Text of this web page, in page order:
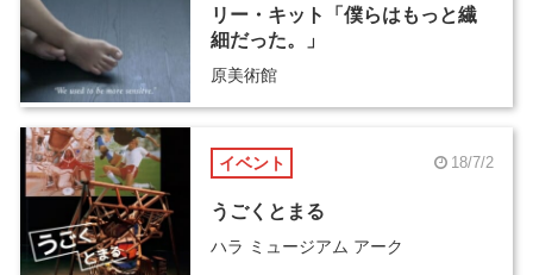
リー・キット「僕らはもっと繊
細だった。」
原美術館
イベント 18/7/2
うごくとまる
ハラ ミュージアム アーク